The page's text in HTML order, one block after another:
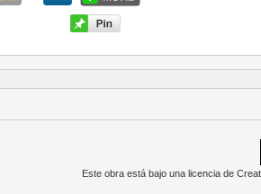
Este obra está bajo unalicencia de